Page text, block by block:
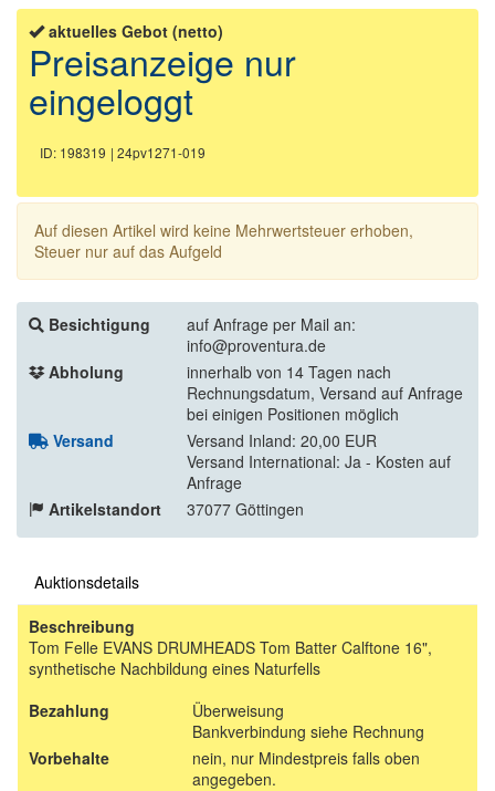
aktuelles Gebot (netto)
Preisanzeige nur
eingeloggt
ID: 198319 | 24pv1271-019
Auf diesen Artikel wird keine Mehrwertsteuer erhoben,
Steuer nur auf das Aufgeld
Besichtigung
auf Anfrage per Mail an:
info@proventura.de
Abholung
innerhalb von 14 Tagen nach
Rechnungsdatum, Versand auf Anfrage
bei einigen Positionen möglich
Versand
Versand Inland: 20,00 EUR
Versand International: Ja - Kosten auf
Anfrage
Artikelstandort
37077 Göttingen
Auktionsdetails
Beschreibung
Tom Felle EVANS DRUMHEADS Tom Batter Calftone 16",
synthetische Nachbildung eines Naturfells
Bezahlung
Überweisung
Bankverbindung siehe Rechnung
Vorbehalte
nein, nur Mindestpreis falls oben
angegeben.